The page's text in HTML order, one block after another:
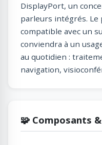
DisplayPort, un
parleurs intégrés. Le
compatible avec un
conviendra à un
au quotidien :
navigation,
🧩 Composants